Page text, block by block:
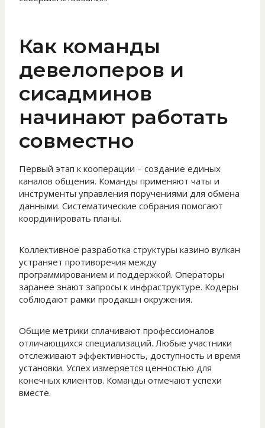
Как команды
девелоперов и
сисадминов
начинают работать
совместно
Первый этап к кооперации – создание единых
каналов общения. Команды применяют чаты и
инструменты управления поручениями для обмена
данными. Систематические собрания помогают
координировать планы.
Коллективное разработка структуры казино вулкан
устраняет противоречия между
программированием и поддержкой. Операторы
заранее знают запросы к инфраструктуре. Кодеры
соблюдают рамки продакшн окружения.
Общие метрики сплачивают профессионалов
отличающихся специализаций. Любые участники
отслеживают эффективность, доступность и время
установки. Успех измеряется ценностью для
конечных клиентов. Команды отмечают успехи
вместе.